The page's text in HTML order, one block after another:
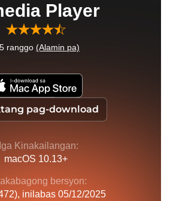
Player
ranggo (Alamin pa)
pag-download
Kinakailangan:
macOS 10.13+
bersyon:
, inilabas 05/12/2025